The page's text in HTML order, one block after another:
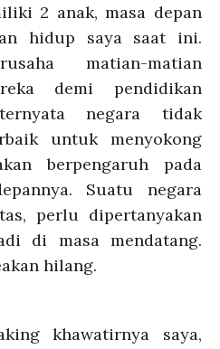
2 anak, masa depan
hidup saya saat ini.
matian-matian
demi pendidikan
negara tidak
untuk menyokong
berpengaruh pada
Suatu negara
perlu dipertanyakan
di masa mendatang.
hilang.
khawatirnya saya,